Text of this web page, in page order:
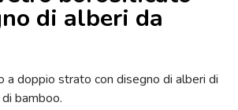
di alberi da
a doppio strato con disegno di alberi di
bamboo.